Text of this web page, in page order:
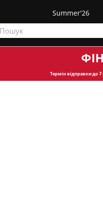
Summer'26
Термін відправкидо 7